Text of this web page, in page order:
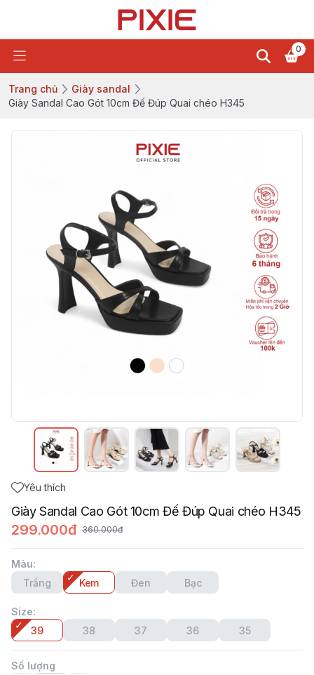
0
Trang chủ
Giày sandal
Giày Sandal Cao Gót 10cm Đế Đúp Quai chéo H345
Yêu thích
Giày Sandal Cao Gót 10cm Đế Đúp Quai chéo H345
299.000đ 360.000đ
Màu:
Trắng
Kem Đen Bạc
Size:
39
38 37 36 35
Số lượng